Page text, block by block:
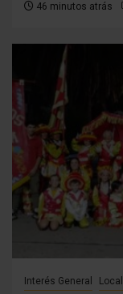
46 minutos atrás
Interés General